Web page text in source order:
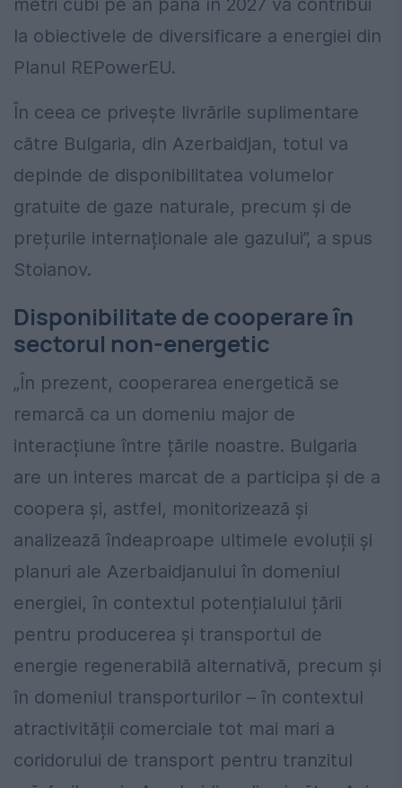
metri cubi pe an până în 2027 va contribui
la obiectivele de diversificare a energiei din
Planul REPowerEU.
În ceea ce privește livrările suplimentare
către Bulgaria, din Azerbaidjan, totul va
depinde de disponibilitatea volumelor
gratuite de gaze naturale, precum și de
prețurile internaționale ale gazului”, a spus
Stoianov.
Disponibilitate de cooperare în
sectorul non-energetic
„În prezent, cooperarea energetică se
remarcă ca un domeniu major de
interacțiune între țările noastre. Bulgaria
are un interes marcat de a participa și de a
coopera și, astfel, monitorizează și
analizează îndeaproape ultimele evoluții și
planuri ale Azerbaidjanului în domeniul
energiei, în contextul potențialului țării
pentru producerea și transportul de
energie regenerabilă alternativă, precum și
în domeniul transporturilor – în contextul
atractivității comerciale tot mai mari a
coridorului de transport pentru tranzitul